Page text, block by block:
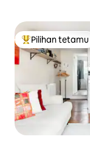
Pilihan utama
Pilihan tetamu